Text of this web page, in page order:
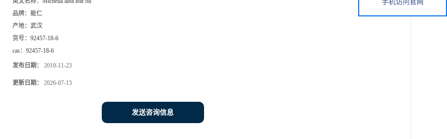
品牌： 能仁
产地： 武汉
货号： 92457-18-6
cas： 92457-18-6
发布日期： 2019-11-23
更新日期： 2026-07-13
发送咨询信息
手机访问官网